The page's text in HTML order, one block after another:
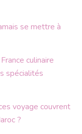
se mettre à
culinaire
spécialités
voyage couvrent
?